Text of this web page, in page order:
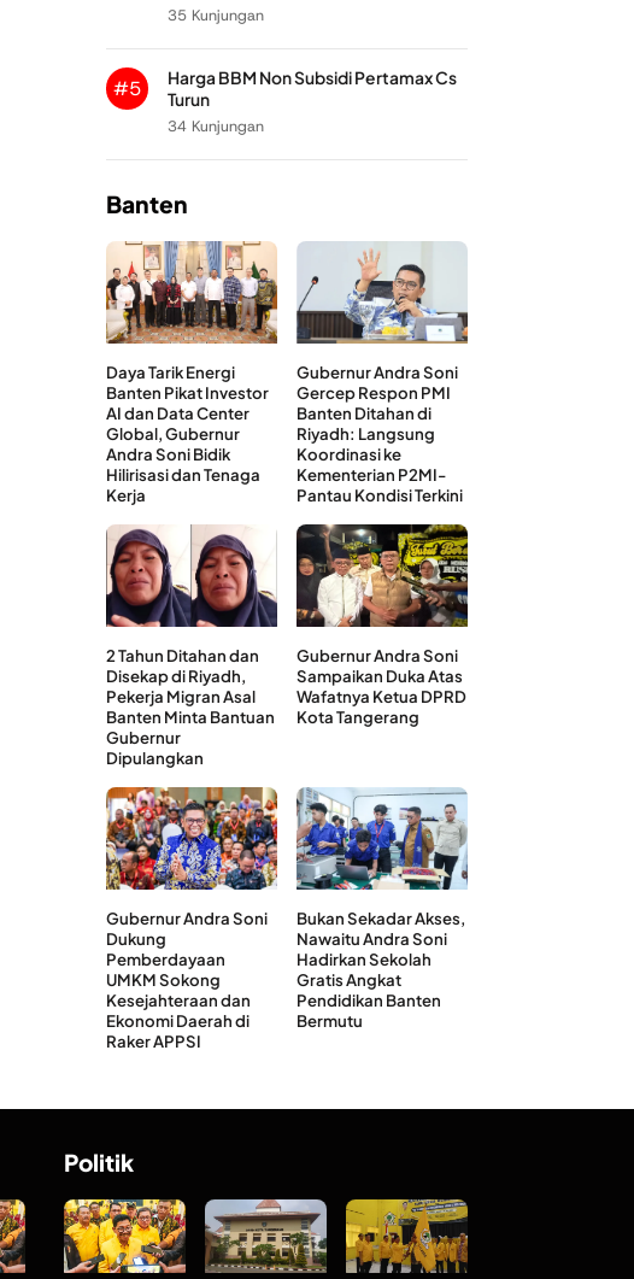
35 Kunjungan
#5
Harga BBM Non Subsidi Pertamax Cs
Turun
34 Kunjungan
Banten
Daya Tarik Energi
Banten Pikat Investor
AI dan Data Center
Global, Gubernur
Andra Soni Bidik
Hilirisasi dan Tenaga
Kerja
Gubernur Andra Soni
Gercep Respon PMI
Banten Ditahan di
Riyadh: Langsung
Koordinasi ke
Kementerian P2MI-
Pantau Kondisi Terkini
2 Tahun Ditahan dan
Disekap di Riyadh,
Pekerja Migran Asal
Banten Minta Bantuan
Gubernur
Dipulangkan
Gubernur Andra Soni
Sampaikan Duka Atas
Wafatnya Ketua DPRD
Kota Tangerang
Gubernur Andra Soni
Dukung
Pemberdayaan
UMKM Sokong
Kesejahteraan dan
Ekonomi Daerah di
Raker APPSI
Bukan Sekadar Akses,
Nawaitu Andra Soni
Hadirkan Sekolah
Gratis Angkat
Pendidikan Banten
Bermutu
Politik